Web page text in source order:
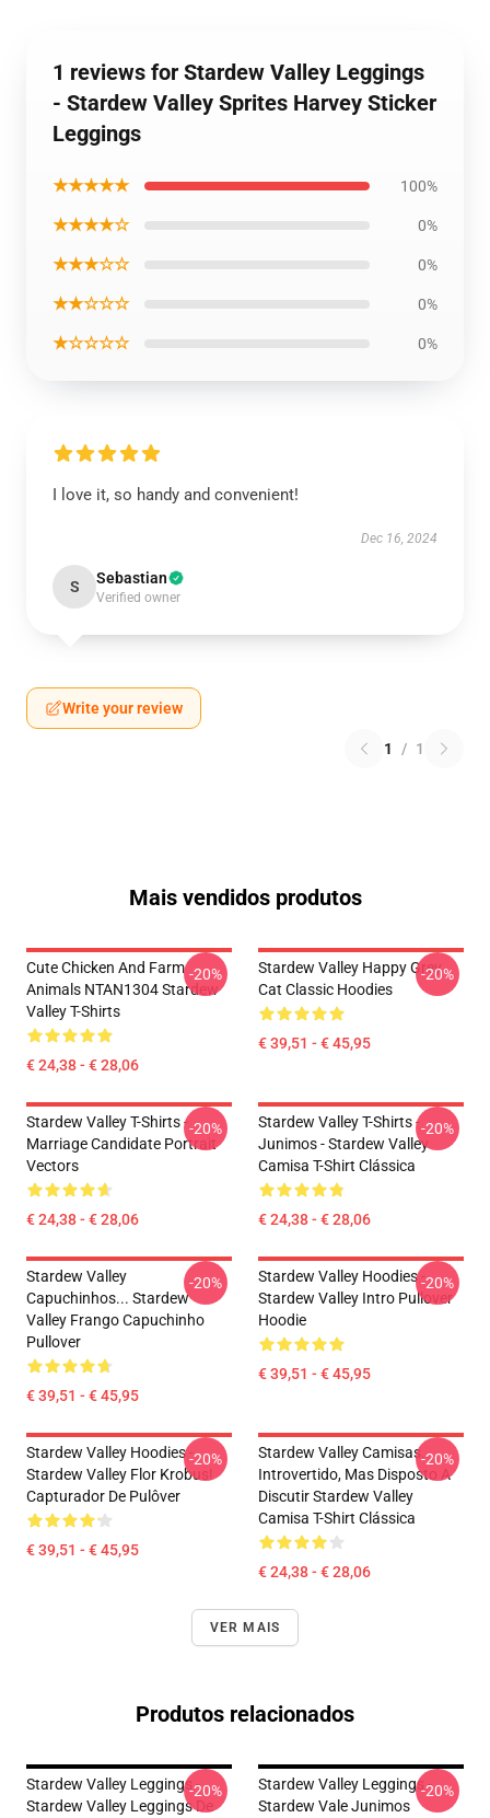
1 reviews for Stardew Valley Leggings
- Stardew Valley Sprites Harvey Sticker
Leggings
★★★★★ 100%
★★★★☆ 0%
★★★☆☆ 0%
★★☆☆☆ 0%
★☆☆☆☆ 0%
I love it, so handy and convenient!
Dec 16, 2024
S Sebastian
Verified owner
Write your review
1 / 1
Mais vendidos produtos
Cute Chicken And Farm
Animals NTAN1304 Stardew
Valley T-Shirts
€ 24,38 - € 28,06
-20%
Stardew Valley Happy Grey
Cat Classic Hoodies
€ 39,51 - € 45,95
-20%
Stardew Valley T-Shirts -
Marriage Candidate Portrait
Vectors
€ 24,38 - € 28,06
-20%
Stardew Valley T-Shirts -
Junimos - Stardew Valley
Camisa T-Shirt Clássica
€ 24,38 - € 28,06
-20%
Stardew Valley
Capuchinhos... Stardew
Valley Frango Capuchinho
Pullover
€ 39,51 - € 45,95
-20%
Stardew Valley Hoodies -
Stardew Valley Intro Pullover
Hoodie
€ 39,51 - € 45,95
-20%
Stardew Valley Hoodies -
Stardew Valley Flor Krobus!
Capturador De Pulôver
€ 39,51 - € 45,95
-20%
Stardew Valley Camisas...
Introvertido, Mas Disposto A
Discutir Stardew Valley
Camisa T-Shirt Clássica
€ 24,38 - € 28,06
-20%
VER MAIS
Produtos relacionados
Stardew Valley Leggings -
Stardew Valley Leggings De
-20%
Stardew Valley Leggings -
Stardew Vale Junimos
-20%